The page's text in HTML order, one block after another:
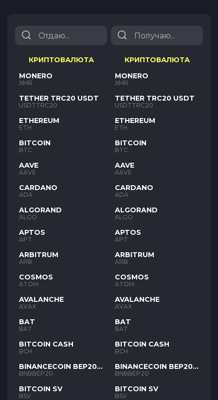
КРИПТОВАЛЮТА
MONERO
XMR
TETHER TRC20 USDT
USDTTRC20
ETHEREUM
ETH
BITCOIN
BTC
AAVE
AAVE
CARDANO
ADA
ALGORAND
ALGO
APTOS
APT
ARBITRUM
ARB
COSMOS
ATOM
AVALANCHE
AVAX
BAT
BAT
BITCOIN CASH
BCH
BINANCECOIN BEP20
BNB
BNBBEP20
BITCOIN SV
BSV
КРИПТОВАЛЮТА
MONERO
XMR
TETHER TRC20 USDT
USDTTRC20
ETHEREUM
ETH
BITCOIN
BTC
AAVE
AAVE
CARDANO
ADA
ALGORAND
ALGO
APTOS
APT
ARBITRUM
ARB
COSMOS
ATOM
AVALANCHE
AVAX
BAT
BAT
BITCOIN CASH
BCH
BINANCECOIN BEP20
BNB
BNBBEP20
BITCOIN SV
BSV